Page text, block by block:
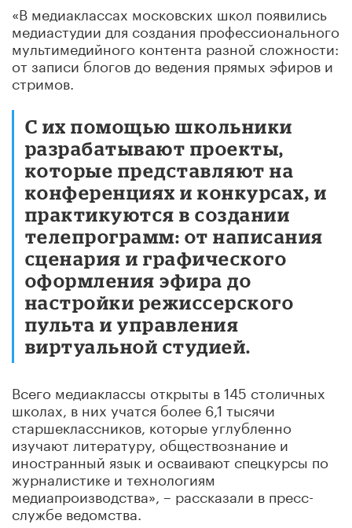
«В медиаклассах московских школ появились
медиастудии для создания профессионального
мультимедийного контента разной сложности:
от записи блогов до ведения прямых эфиров и
стримов.
С их помощью школьники
разрабатывают проекты,
которые представляют на
конференциях и конкурсах, и
практикуются в создании
телепрограмм: от написания
сценария и графического
оформления эфира до
настройки режиссерского
пульта и управления
виртуальной студией.
Всего медиаклассы открыты в 145 столичных
школах, в них учатся более 6,1 тысячи
старшеклассников, которые углубленно
изучают литературу, обществознание и
иностранный язык и осваивают спецкурсы по
журналистике и технологиям
медиапроизводства», – рассказали в пресс-
службе ведомства.